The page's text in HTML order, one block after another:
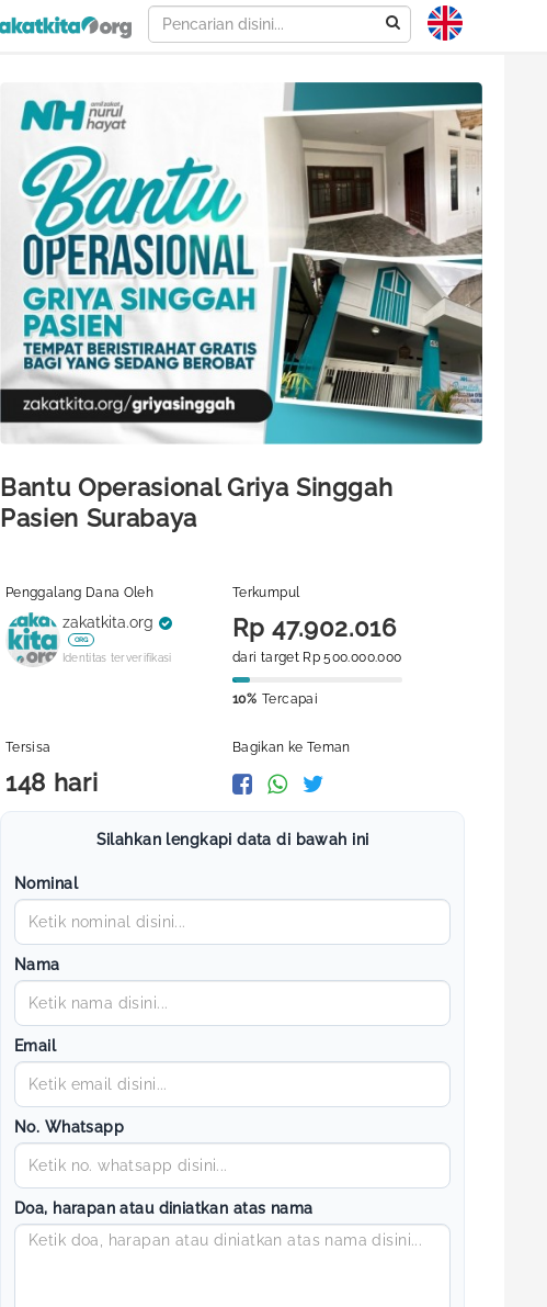
Bantu Operasional Griya Singgah
Pasien Surabaya
Penggalang Dana Oleh
zakatkita.org
ORG
Identitas terverifikasi
Terkumpul
Rp 47.902.016
dari target Rp 500.000.000
10% Tercapai
Tersisa
148 hari
Bagikan ke Teman
Silahkan lengkapi data di bawah ini
Nominal
Nama
Email
No. Whatsapp
Doa, harapan atau diniatkan atas nama